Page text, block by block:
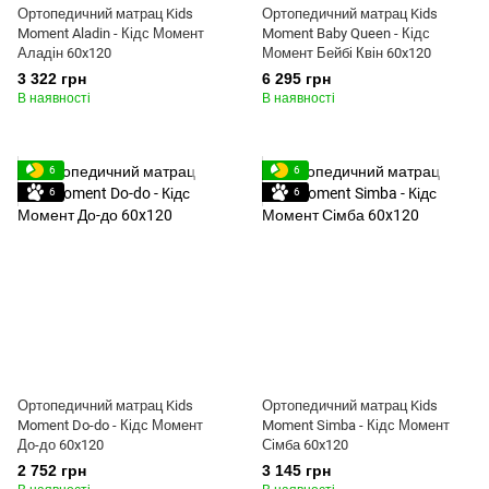
Ортопедичний матрац Kids
Moment Aladin - Кідс Момент
Аладін 60x120
3 322 грн
В наявності
Ортопедичний матрац Kids
Moment Baby Queen - Кідс
Момент Бейбі Квін 60x120
6 295 грн
В наявності
6
6
Ортопедичний матрац Kids
Moment Do-do - Кідс Момент
До-до 60x120
2 752 грн
6
6
Ортопедичний матрац Kids
Moment Simba - Кідс Момент
Сімба 60x120
3 145 грн